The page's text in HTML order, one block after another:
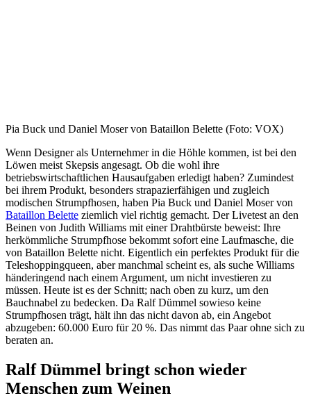
Pia Buck und Daniel Moser von Bataillon Belette (Foto: VOX)
Wenn Designer als Unternehmer in die Höhle kommen, ist bei den
Löwen meist Skepsis angesagt. Ob die wohl ihre
betriebswirtschaftlichen Hausaufgaben erledigt haben? Zumindest
bei ihrem Produkt, besonders strapazierfähigen und zugleich
modischen Strumpfhosen, haben Pia Buck und Daniel Moser von
Bataillon Belette ziemlich viel richtig gemacht. Der Livetest an den
Beinen von Judith Williams mit einer Drahtbürste beweist: Ihre
herkömmliche Strumpfhose bekommt sofort eine Laufmasche, die
von Bataillon Belette nicht. Eigentlich ein perfektes Produkt für die
Teleshoppingqueen, aber manchmal scheint es, als suche Williams
händeringend nach einem Argument, um nicht investieren zu
müssen. Heute ist es der Schnitt; nach oben zu kurz, um den
Bauchnabel zu bedecken. Da Ralf Dümmel sowieso keine
Strumpfhosen trägt, hält ihn das nicht davon ab, ein Angebot
abzugeben: 60.000 Euro für 20 %. Das nimmt das Paar ohne sich zu
beraten an.
Ralf Dümmel bringt schon wieder
Menschen zum Weinen